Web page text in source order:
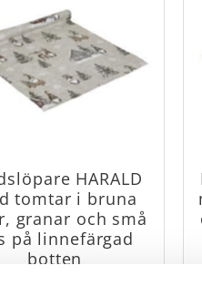
HARALD
tomtar i bruna
granar och små
på linnefärgad
botten